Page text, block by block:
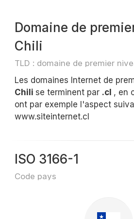
Domaine de
Chili
TLD : domaine de premier
Les domaines Internet de
Chili se terminent par .cl , en
ont par exemple l'aspect
www.siteinternet.cl
ISO 3166-1
Code pays